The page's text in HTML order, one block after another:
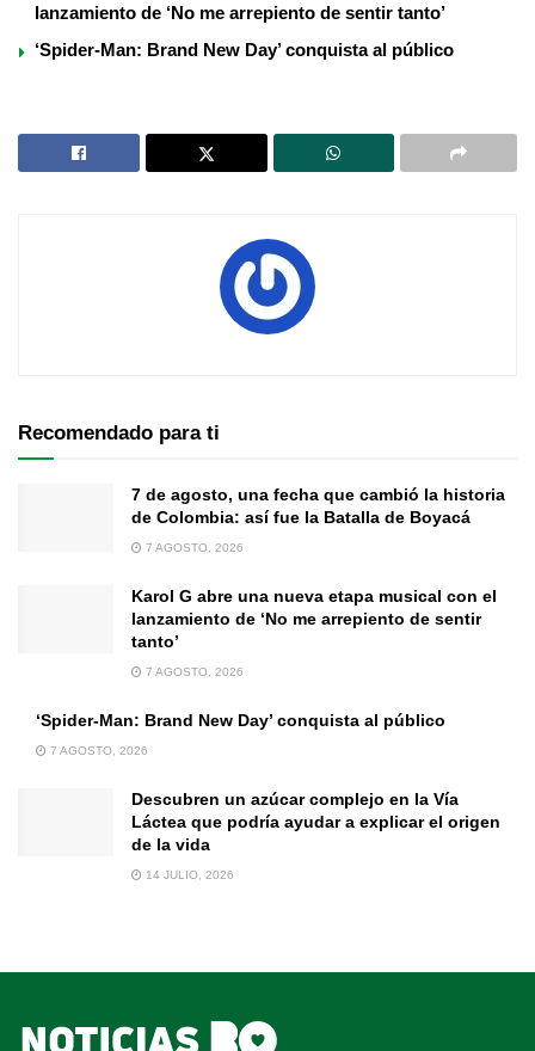
lanzamiento de ‘No me arrepiento de sentir tanto’
‘Spider-Man: Brand New Day’ conquista al público
Recomendado para ti
7 de agosto, una fecha que cambió la historia
de Colombia: así fue la Batalla de Boyacá
7 AGOSTO, 2026
Karol G abre una nueva etapa musical con el
lanzamiento de ‘No me arrepiento de sentir
tanto’
7 AGOSTO, 2026
‘Spider-Man: Brand New Day’ conquista al público
7 AGOSTO, 2026
Descubren un azúcar complejo en la Vía
Láctea que podría ayudar a explicar el origen
de la vida
14 JULIO, 2026